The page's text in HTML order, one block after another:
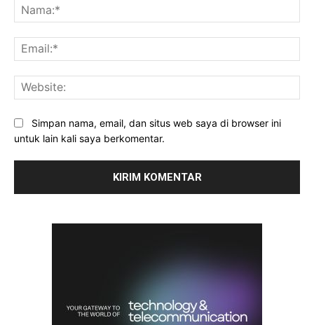
Simpan nama, email, dan situs web saya di browser ini
untuk lain kali saya berkomentar.